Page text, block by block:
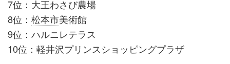
7位：大王わさび農場
8位： 松本市美術館
9位：ハルニレテラス
10位：軽井沢プリンスショッピングプラザ